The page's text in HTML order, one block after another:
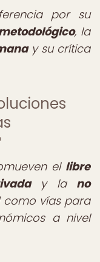
por su
, la
y su crítica
el libre
y la no
como vías para
a nivel